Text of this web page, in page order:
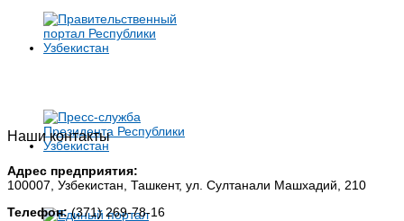
Наши контакты
Адрес предприятия:
100007, Узбекистан, Ташкент, ул. Султанали Машхадий, 210
Телефон:(371) 269-78-16